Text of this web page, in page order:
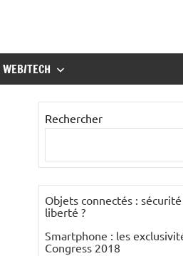
WEB/TECH
Rechercher
Objets connectés :
liberté ?
Smartphone : les
Congress 2018